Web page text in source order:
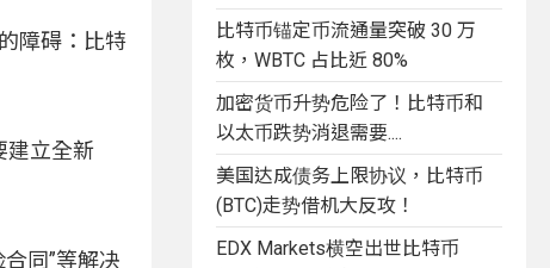
障碍：比特
建立全新
同”等解决
比特币锚定币流通量突破 30 万
枚，WBTC 占比近 80%
加密货币升势危险了！比特币和
以太币跌势消退需要....
美国达成债务上限协议，比特币
(BTC)走势借机大反攻！
EDX Markets横空出世比特币